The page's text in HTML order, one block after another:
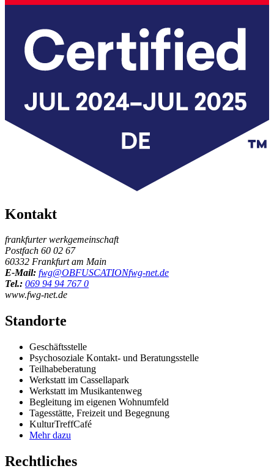
Kontakt
frankfurter werkgemeinschaft
Postfach 60 02 67
60332 Frankfurt am Main
E-Mail: fwg@OBFUSCATIONfwg-net.de
Tel.: 069 94 94 767 0
www.fwg-net.de
Standorte
Geschäftsstelle
Psychosoziale Kontakt- und Beratungsstelle
Teilhabeberatung
Werkstatt im Cassellapark
Werkstatt im Musikantenweg
Begleitung im eigenen Wohnumfeld
Tagesstätte, Freizeit und Begegnung
KulturTreffCafé
Mehr dazu
Rechtliches